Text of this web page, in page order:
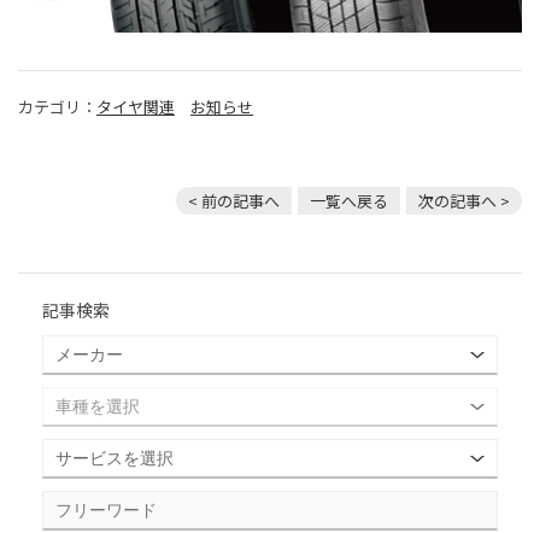
カテゴリ： タイヤ関連 お知らせ
< 前の記事へ 一覧へ戻る 次の記事へ >
記事検索